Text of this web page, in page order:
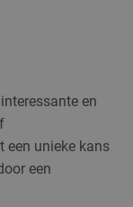
en
een unieke kans
een